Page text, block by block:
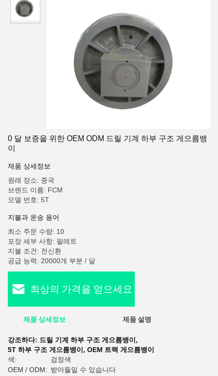
0 달 보증을 위한 OEM ODM 드릴 기계 하부 구조 게으름뱅
이
제품 상세정보
원래 장소: 중국
브랜드 이름: FCM
모델 번호: 5T
지불과 운송 용어
최소 주문 수량: 10
포장 세부 사항: 팔레트
지불 조건: 전신환
공급 능력: 20000개 부분 / 달
최상의 가격을 얻으세요
제품 상세정보 제품 설명
강조하다: 드릴 기계 하부 구조 게으름뱅이 ,
5T 하부 구조 게으름뱅이 , OEM 트랙 게으름뱅이
색:
검정색
OEM / ODM: 받아들일 수 있습니다